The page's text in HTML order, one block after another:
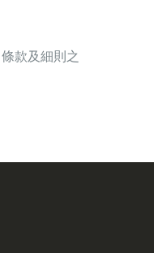
款及細則之